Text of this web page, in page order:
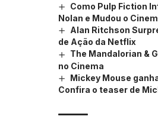
Como Pulp Fiction
Nolan e Mudou o
Alan Ritchson
de Ação da Netflix
The Mandalorian &
no Cinema
Mickey Mouse
Confira o teaser de